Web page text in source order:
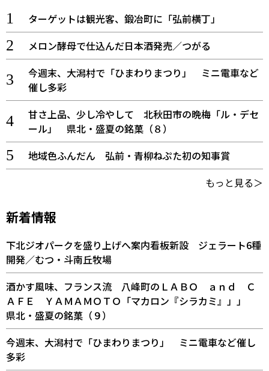
ターゲットは観光客、鍛冶町に「弘前横丁」
メロン酵母で仕込んだ日本酒発売／つがる
今週末、大潟村で「ひまわりまつり」 ミニ電車など
催し多彩
甘さ上品、少し冷やして 北秋田市の晩梅「ル・デセ
ール」 県北・盛夏の銘菓（８）
地域色ふんだん 弘前・青柳ねぷた初の知事賞
もっと見る＞
新着情報
下北ジオパークを盛り上げへ案内看板新設 ジェラート6種
開発／むつ・斗南丘牧場
酒かす風味、フランス流 八峰町のＬＡＢＯ ａｎｄ Ｃ
ＡＦＥ ＹＡＭＡＭＯＴＯ「マカロン『シラカミ』」」
県北・盛夏の銘菓（９）
今週末、大潟村で「ひまわりまつり」 ミニ電車など催し
多彩